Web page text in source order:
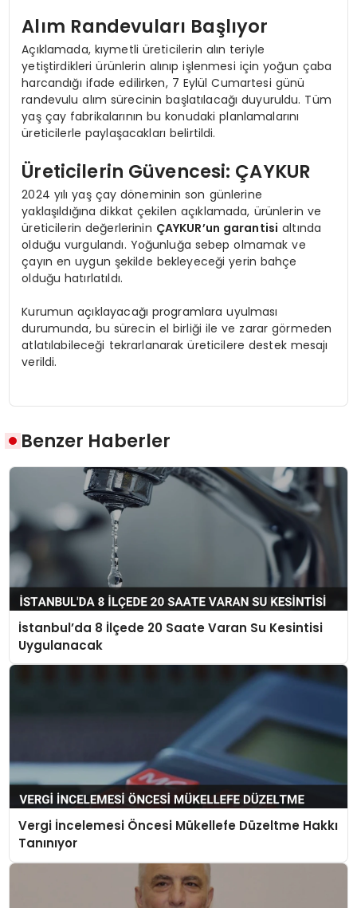
Alım Randevuları Başlıyor
Açıklamada, kıymetli üreticilerin alın teriyle
yetiştirdikleri ürünlerin alınıp işlenmesi için yoğun çaba
harcandığı ifade edilirken, 7 Eylül Cumartesi günü
randevulu alım sürecinin başlatılacağı duyuruldu. Tüm
yaş çay fabrikalarının bu konudaki planlamalarını
üreticilerle paylaşacakları belirtildi.
Üreticilerin Güvencesi: ÇAYKUR
2024 yılı yaş çay döneminin son günlerine
yaklaşıldığına dikkat çekilen açıklamada, ürünlerin ve
üreticilerin değerlerinin ÇAYKUR’un garantisi altında
olduğu vurgulandı. Yoğunluğa sebep olmamak ve
çayın en uygun şekilde bekleyeceği yerin bahçe
olduğu hatırlatıldı.
Kurumun açıklayacağı programlara uyulması
durumunda, bu sürecin el birliği ile ve zarar görmeden
atlatılabileceği tekrarlanarak üreticilere destek mesajı
verildi.
Benzer Haberler
İstanbul’da 8 İlçede 20 Saate Varan Su Kesintisi
Uygulanacak
Vergi İncelemesi Öncesi Mükellefe Düzeltme Hakkı
Tanınıyor